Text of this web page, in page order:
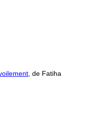
, de Fatiha